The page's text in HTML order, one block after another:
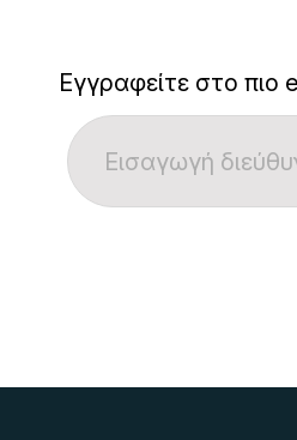
Εγγραφείτε στο πιο